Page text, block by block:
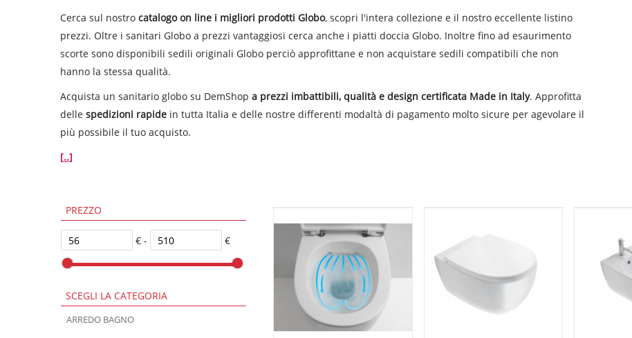
Cerca sul nostro catalogo on line i migliori prodotti Globo, scopri l'intera collezione e il nostro eccellente listino
prezzi. Oltre i sanitari Globo a prezzi vantaggiosi cerca anche i piatti doccia Globo. Inoltre fino ad esaurimento
scorte sono disponibili sedili originali Globo perciò approfittane e non acquistare sedili compatibili che non
hanno la stessa qualità.
Acquista un sanitario globo su DemShop a prezzi imbattibili, qualità e design certificata Made in Italy. Approfitta
delle spedizioni rapide in tutta Italia e delle nostre differenti modaltà di pagamento molto sicure per agevolare il
più possibile il tuo acquisto.
[..]
PREZZO
€ - €
SCEGLI LA CATEGORIA
ARREDO BAGNO